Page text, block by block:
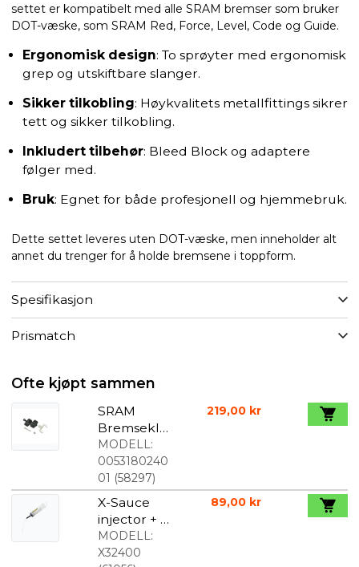
settet er kompatibelt med alle SRAM bremser som bruker
DOT-væske, som SRAM Red, Force, Level, Code og Guide.
Ergonomisk design: To sprøyter med ergonomisk
grep og utskiftbare slanger.
Sikker tilkobling: Høykvalitets metallfittings sikrer
tett og sikker tilkobling.
Inkludert tilbehør: Bleed Block og adaptere
følger med.
Bruk: Egnet for både profesjonell og hjemmebruk.
Dette settet leveres uten DOT-væske, men inneholder alt
annet du trenger for å holde bremsene i toppform.
Spesifikasjon
Prismatch
Ofte kjøpt sammen
SRAM
Bremseklos
ser til
skivebrems
er level ULT
M.fl.
MODELL:
0053180240
01 (58297)
219,00 kr
X-Sauce
injector + X-
tube
MODELL:
X32400
89,00 kr